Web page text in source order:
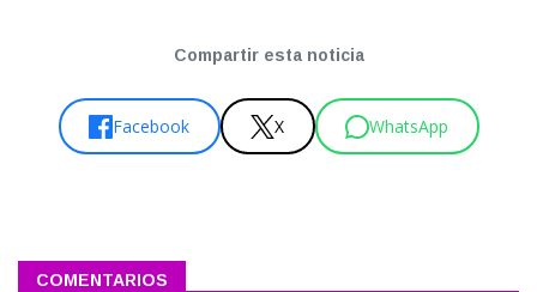
Compartir esta noticia
Facebook X WhatsApp
COMENTARIOS